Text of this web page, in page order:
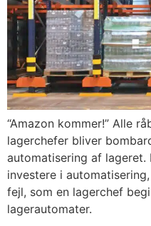
“Amazon kommer!” Alle
lagerchefer bliver
automatisering af
investere i
fejl, som en lagerchef
lagerautomater.